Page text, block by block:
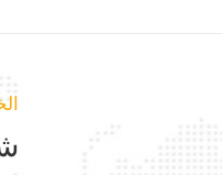
//